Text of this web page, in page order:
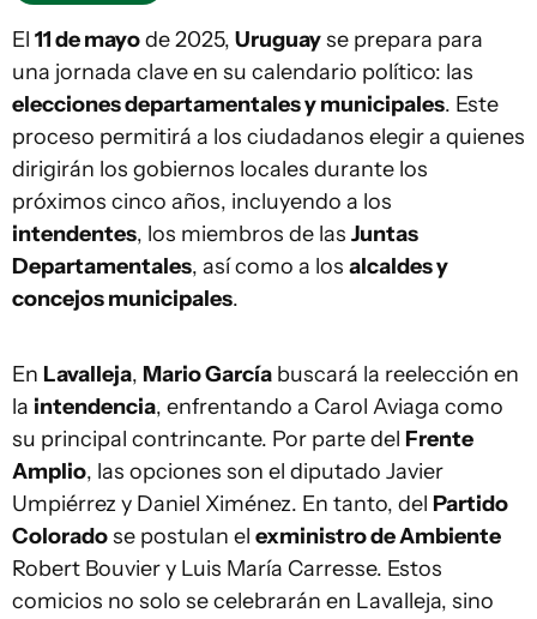
El 11 de mayode 2025, Uruguayse prepara para
una jornada clave en su calendario político: las
elecciones departamentales y municipales. Este
proceso permitirá a los ciudadanos elegir a quienes
dirigirán los gobiernos locales durante los
próximos cinco años, incluyendo a los
intendentes, los miembros de las Juntas
Departamentales, así como a los alcaldes y
concejos municipales.
En Lavalleja, Mario García buscará la reelección en
la intendencia, enfrentando a Carol Aviaga como
su principal contrincante. Por parte del Frente
Amplio, las opciones son el diputado Javier
Umpiérrez y Daniel Ximénez. En tanto, del Partido
Coloradose postulan el exministro de Ambiente
Robert Bouvier y Luis María Carresse. Estos
comicios no solo se celebrarán en Lavalleja, sino